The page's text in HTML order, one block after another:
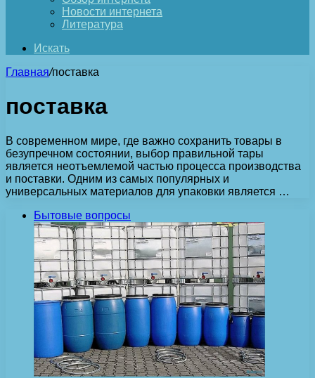
Новости интернета
Литература
Искать
Главная/поставка
поставка
В современном мире, где важно сохранить товары в
безупречном состоянии, выбор правильной тары
является неотъемлемой частью процесса производства
и поставки. Одним из самых популярных и
универсальных материалов для упаковки является …
Бытовые вопросы